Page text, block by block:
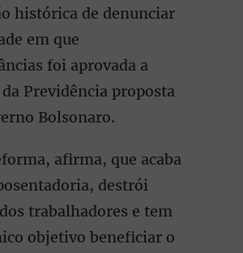
histórica de denunciar
em que
foi aprovada a
Previdência proposta
Bolsonaro.
afirma, que acaba
destrói
trabalhadores e tem
objetivo beneficiar o